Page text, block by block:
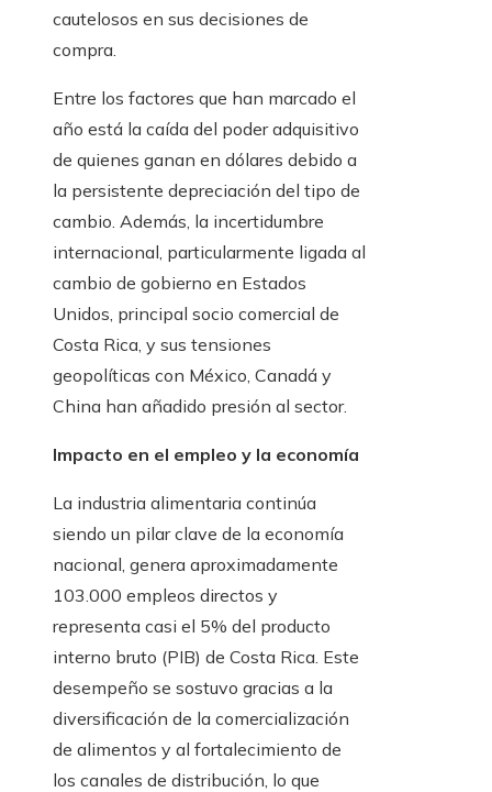
cautelosos en sus decisiones de
compra.
Entre los factores que han marcado el
año está la caída del poder adquisitivo
de quienes ganan en dólares debido a
la persistente depreciación del tipo de
cambio. Además, la incertidumbre
internacional, particularmente ligada al
cambio de gobierno en Estados
Unidos, principal socio comercial de
Costa Rica, y sus tensiones
geopolíticas con México, Canadá y
China han añadido presión al sector.
Impacto en el empleo y la economía
La industria alimentaria continúa
siendo un pilar clave de la economía
nacional, genera aproximadamente
103.000 empleos directos y
representa casi el 5% del producto
interno bruto (PIB) de Costa Rica. Este
desempeño se sostuvo gracias a la
diversificación de la comercialización
de alimentos y al fortalecimiento de
los canales de distribución, lo que